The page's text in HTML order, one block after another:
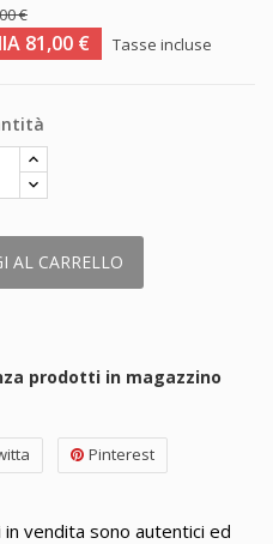
€
81,00 € Tasse incluse
AL CARRELLO
prodotti in magazzino
Pinterest
vendita sono autentici ed